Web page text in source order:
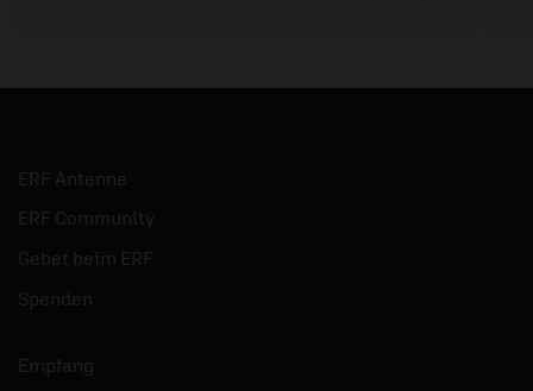
ERF Antenne
ERF Community
Gebet beim ERF
Spenden
Empfang